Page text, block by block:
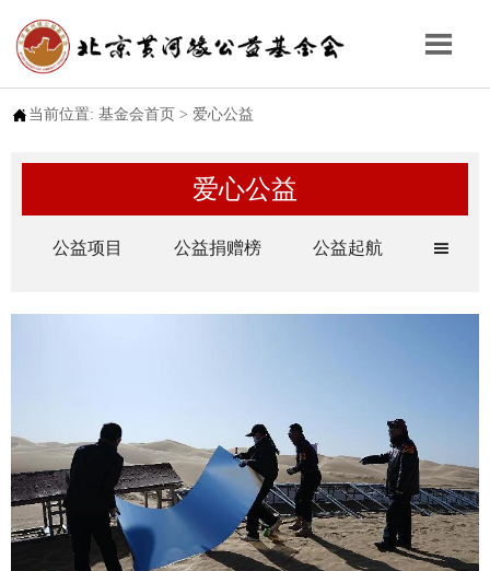

 当前位置: 基金会首页 > 爱心公益
爱心公益
公益项目 公益捐赠榜 公益起航 